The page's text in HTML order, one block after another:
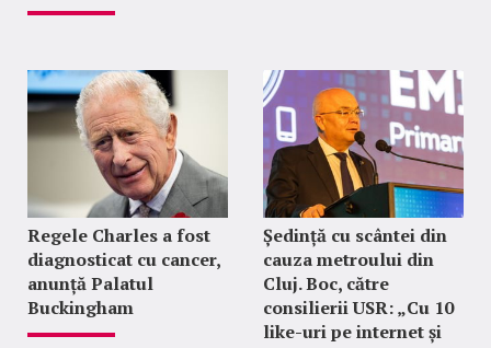
Regele Charles a fost
diagnosticat cu cancer,
anunță Palatul
Buckingham
Ședință cu scântei din
cauza metroului din
Cluj. Boc, către
consilierii USR: „Cu 10
like-uri pe internet și